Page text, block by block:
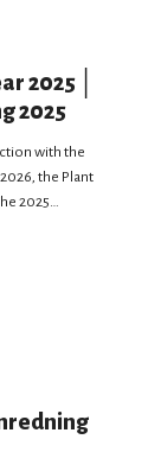
2025 │
2025
with the
the Plant
2025…